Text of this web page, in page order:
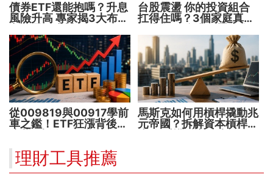
債券ETF還能抱嗎？升息
風險升高 專家揭3大布局
台股震盪 你的投資組合
扛得住嗎？3個家庭真實
從009819與00917學前
車之鑑！ETF狂漲背後
馬斯克如何用槓桿撬動兆
元帝國？拆解資本槓桿5
理財工具推薦